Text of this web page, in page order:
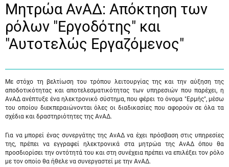
Μητρώα ΑνΑΔ: Απόκτηση των
ρόλων "Εργοδότης" και
"Αυτοτελώς Eργαζόμενος"
Με στόχο τη βελτίωση του τρόπου λειτουργίας της και την αύξηση της
αποδοτικότητας και αποτελεσματικότητας των υπηρεσιών που παρέχει, η
ΑνΑΔ ανέπτυξε ένα ηλεκτρονικό σύστημα, που φέρει το όνομα "Ερμής", μέσω
του οποίου διεκπεραιώνονται όλες οι διαδικασίες που αφορούν σε όλα τα
σχέδια και δραστηριότητες της ΑνΑΔ.
Για να μπορεί ένας συνεργάτης της ΑνΑΔ να έχει πρόσβαση στις υπηρεσίες
της, πρέπει να εγγραφεί ηλεκτρονικά στα μητρώα της ΑνΑΔ όπου θα
προσδιορίσει την οντότητά του και στη συνέχεια πρέπει να επιλέξει τον ρόλο
με τον οποίο θα ήθελε να συνεργαστεί με την ΑνΑΔ.